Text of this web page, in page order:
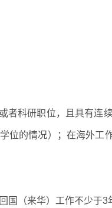
者科研职位，且具有连
位的情况）；在海外工
国（来华）工作不少于3